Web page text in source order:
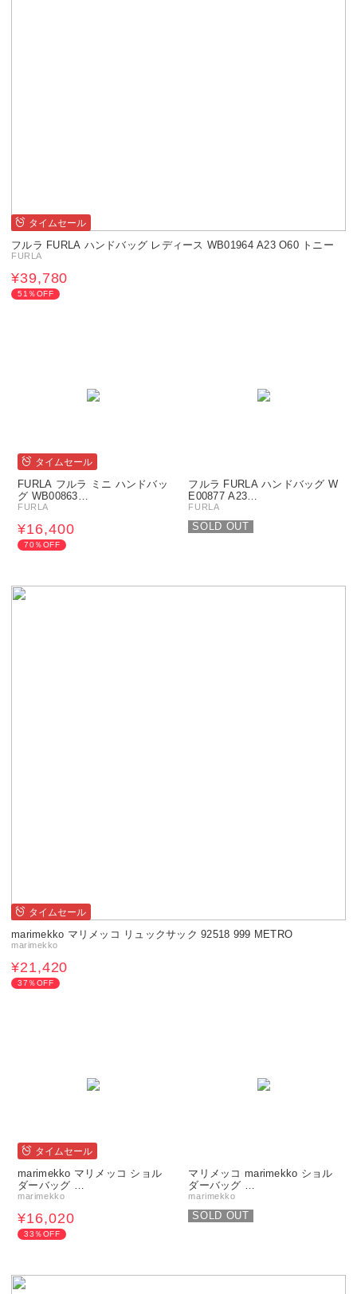
タイムセール
フルラ FURLA ハンドバッグ レディース WB01964 A23 O60 トニー
FURLA
¥39,780
51％OFF
タイムセール
FURLA フルラ ミニ ハンドバッ
グ WB00863…
FURLA
¥16,400
70％OFF
フルラ FURLA ハンドバッグ W
E00877 A23…
FURLA
SOLD OUT
タイムセール
marimekko マリメッコ リュックサック 92518 999 METRO
marimekko
¥21,420
37％OFF
タイムセール
marimekko マリメッコ ショル
ダーバッグ …
marimekko
¥16,020
33％OFF
マリメッコ marimekko ショル
ダーバッグ …
marimekko
SOLD OUT